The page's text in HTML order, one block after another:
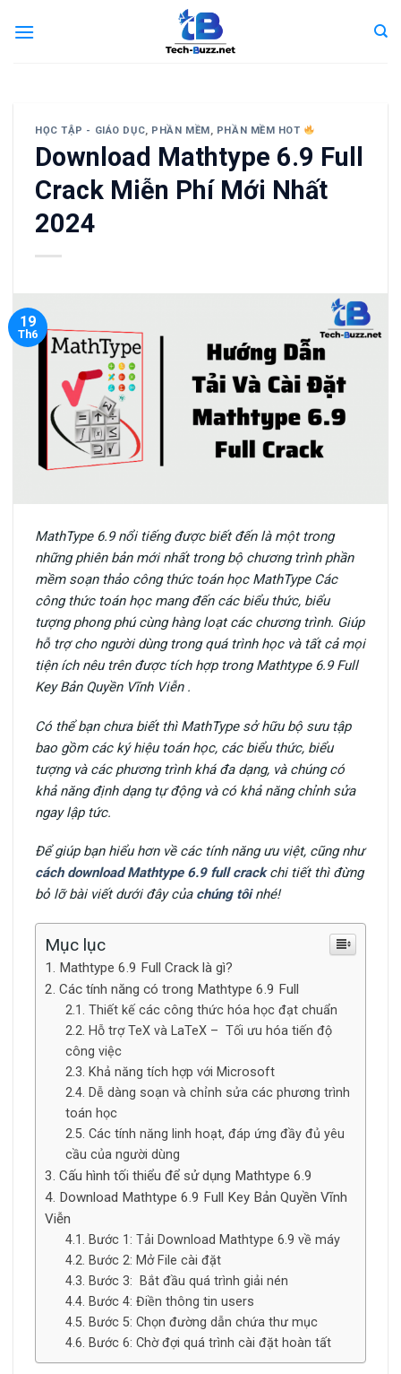
HỌC TẬP - GIÁO DỤC, PHẦN MỀM , PHẦN MỀM HOT
Download Mathtype 6.9 Full
Crack Miễn Phí Mới Nhất
2024
19
Th6
MathType 6.9 nổi tiếng được biết đến là một trong
những phiên bản mới nhất trong bộ chương trình phần
mềm soạn thảo công thức toán học MathType Các
công thức toán học mang đến các biểu thức, biểu
tượng phong phú cùng hàng loạt các chương trình. Giúp
hỗ trợ cho người dùng trong quá trình học và tất cả mọi
tiện ích nêu trên được tích hợp trong Mathtype 6.9 Full
Key Bản Quyền Vĩnh Viễn .
Có thể bạn chưa biết thì MathType sở hữu bộ sưu tập
bao gồm các ký hiệu toán học, các biểu thức, biểu
tượng và các phương trình khá đa dạng, và chúng có
khả năng định dạng tự động và có khả năng chỉnh sửa
ngay lập tức.
Để giúp bạn hiểu hơn về các tính năng ưu việt, cũng như
cách download Mathtype 6.9 full crackchi tiết thì đừng
bỏ lỡ bài viết dưới đây của chúng tôinhé!
Mục lục
Mathtype 6.9 Full Crack là gì?
Các tính năng có trong Mathtype 6.9 Full
Thiết kế các công thức hóa học đạt chuẩn
Hỗ trợ TeX và LaTeX – Tối ưu hóa tiến độ
công việc
Khả năng tích hợp với Microsoft
Dễ dàng soạn và chỉnh sửa các phương trình
toán học
Các tính năng linh hoạt, đáp ứng đầy đủ yêu
cầu của người dùng
Cấu hình tối thiểu để sử dụng Mathtype 6.9
Download Mathtype 6.9 Full Key Bản Quyền Vĩnh
Viễn
Bước 1: Tải Download Mathtype 6.9 về máy
Bước 2: Mở File cài đặt
Bước 3: Bắt đầu quá trình giải nén
Bước 4: Điền thông tin users
Bước 5: Chọn đường dẫn chứa thư mục
Bước 6: Chờ đợi quá trình cài đặt hoàn tất